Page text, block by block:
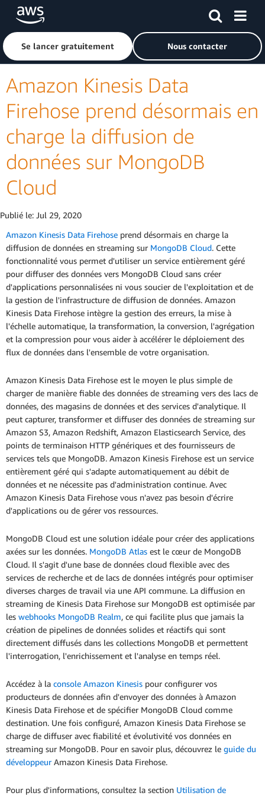
Passer au contenu principal
Cliquer ici pour revenir à la page d'accueil d'Amazon Web
Se lancer gratuitement Nous contacter
Amazon Kinesis Data
Firehose prend désormais en
charge la diffusion de
données sur MongoDB
Cloud
Publié le: Jul 29, 2020
Amazon Kinesis Data Firehose prend désormais en charge la
diffusion de données en streaming sur MongoDB Cloud. Cette
fonctionnalité vous permet d'utiliser un service entièrement géré
pour diffuser des données vers MongoDB Cloud sans créer
d'applications personnalisées ni vous soucier de l'exploitation et de
la gestion de l'infrastructure de diffusion de données. Amazon
Kinesis Data Firehose intègre la gestion des erreurs, la mise à
l'échelle automatique, la transformation, la conversion, l'agrégation
et la compression pour vous aider à accélérer le déploiement des
flux de données dans l'ensemble de votre organisation.
Amazon Kinesis Data Firehose est le moyen le plus simple de
charger de manière fiable des données de streaming vers des lacs de
données, des magasins de données et des services d'analytique. Il
peut capturer, transformer et diffuser des données de streaming sur
Amazon S3, Amazon Redshift, Amazon Elasticsearch Service, des
points de terminaison HTTP génériques et des fournisseurs de
services tels que MongoDB. Amazon Kinesis Firehose est un service
entièrement géré qui s'adapte automatiquement au débit de
données et ne nécessite pas d'administration continue. Avec
Amazon Kinesis Data Firehose vous n'avez pas besoin d'écrire
d'applications ou de gérer vos ressources.
MongoDB Cloud est une solution idéale pour créer des applications
axées sur les données. MongoDB Atlas est le cœur de MongoDB
Cloud. Il s'agit d'une base de données cloud flexible avec des
services de recherche et de lacs de données intégrés pour optimiser
diverses charges de travail via une API commune. La diffusion en
streaming de Kinesis Data Firehose sur MongoDB est optimisée par
les webhooks MongoDB Realm, ce qui facilite plus que jamais la
création de pipelines de données solides et réactifs qui sont
directement diffusés dans les collections MongoDB et permettent
l'interrogation, l'enrichissement et l'analyse en temps réel.
Accédez à la console Amazon Kinesis pour configurer vos
producteurs de données afin d'envoyer des données à Amazon
Kinesis Data Firehose et de spécifier MongoDB Cloud comme
destination. Une fois configuré, Amazon Kinesis Data Firehose se
charge de diffuser avec fiabilité et évolutivité vos données en
streaming sur MongoDB. Pour en savoir plus, découvrez le guide du
développeurAmazon Kinesis Data Firehose.
Pour plus d'informations, consultez la section Utilisation de